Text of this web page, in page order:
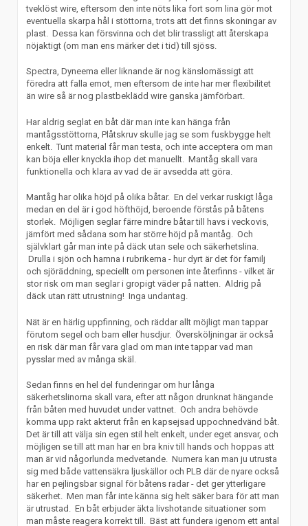
tveklöst wire, eftersom den inte nöts lika fort som lina gör mot
eventuella skarpa hål i stöttorna, trots att det finns skoningar av
plast. Dessa kan försvinna och det blir trassligt att återskapa
nöjaktigt (om man ens märker det i tid) till sjöss.
Spectra, Dyneema eller liknande är nog känslomässigt att
föredra att falla emot, men eftersom de inte har mer flexibilitet
än wire så är nog plastbeklädd wire ganska jämförbart.
Har aldrig seglat en båt där man inte kan hänga från
mantågsstöttorna, Plåtskruv skulle jag se som fuskbygge helt
enkelt. Tunt material får man testa, och inte acceptera om man
kan böja eller knyckla ihop det manuellt. Mantåg skall vara
funktionella och klara av vad de är avsedda att göra.
Mantåg har olika höjd på olika båtar. En del verkar ruskigt låga
medan en del är i god höfthöjd, beroende förstås på båtens
storlek. Möjligen seglar färre mindre båtar till havs i veckovis,
jämfört med sådana som har större höjd på mantåg. Och
självklart går man inte på däck utan sele och säkerhetslina.
Drulla i sjön och hamna i rubrikerna - hur dyrt är det för familj
och sjöräddning, speciellt om personen inte återfinns - vilket är
stor risk om man seglar i gropigt väder på natten. Aldrig på
däck utan rätt utrustning! Inga undantag.
Nät är en härlig uppfinning, och räddar allt möjligt man tappar
förutom segel och barn eller husdjur. Översköljningar är också
en risk där man får vara glad om man inte tappar vad man
pysslar med av många skäl.
Sedan finns en hel del funderingar om hur långa
säkerhetslinorna skall vara, efter att någon drunknat hängande
från båten med huvudet under vattnet. Och andra behövde
komma upp rakt akterut från en kapsejsad uppochnedvänd båt.
Det är till att välja sin egen stil helt enkelt, under eget ansvar, och
möjligen se till att man har en bra kniv till hands och hoppas att
man är vid någorlunda medvetande. Numera kan man ju utrusta
sig med både vattensäkra ljuskällor och PLB där de nyare också
har en pejlingsbar signal för båtens radar - det ger ytterligare
säkerhet. Men man får inte känna sig helt säker bara för att man
är utrustad. En båt erbjuder äkta livshotande situationer som
man måste reagera korrekt till. Bäst att fundera igenom ett antal